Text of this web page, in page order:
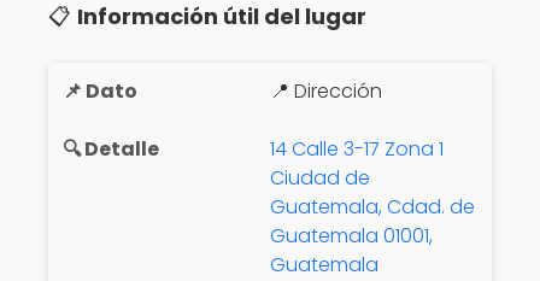
📋 Información útil del lugar
📍 Dirección
14 Calle 3-17 Zona 1
Ciudad de
Guatemala, Cdad. de
Guatemala 01001,
Guatemala